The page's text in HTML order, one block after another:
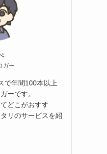
ガー
で年間100本以上
ーです。
どこがおすす
リのサービスを紹